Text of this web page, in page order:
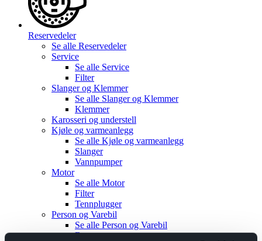
Reservedeler
Se alle Reservedeler
Service
Se alle Service
Filter
Slanger og Klemmer
Se alle Slanger og Klemmer
Klemmer
Karosseri og understell
Kjøle og varmeanlegg
Se alle Kjøle og varmeanlegg
Slanger
Vannpumper
Motor
Se alle Motor
Filter
Tennplugger
Person og Varebil
Se alle Person og Varebil
Brems